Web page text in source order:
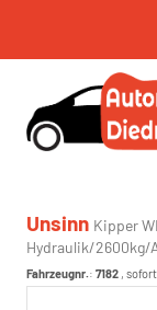
Unsinn Kipper
Hydraulik/2600kg/
Fahrzeugnr.: 7182 ,